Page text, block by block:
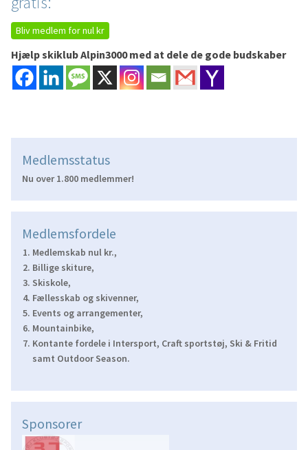
Bliv medlem for nul kr
Hjælp skiklub Alpin3000 med at dele de gode budskaber
Medlemsstatus
Nu over 1.800 medlemmer!
Medlemsfordele
Medlemskab nul kr.,
Billige skiture,
Skiskole,
Fællesskab og skivenner,
Events og arrangementer,
Mountainbike,
Kontante fordele i Intersport, Craft sportstøj, Ski & Fritid
samt Outdoor Season.
Sponsorer